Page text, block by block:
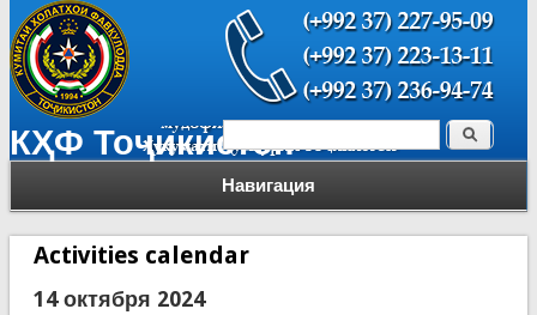
КҲФ Тоҷикистон
Навигация
Форма поиска Поиск
Activities calendar
14 октября 2024